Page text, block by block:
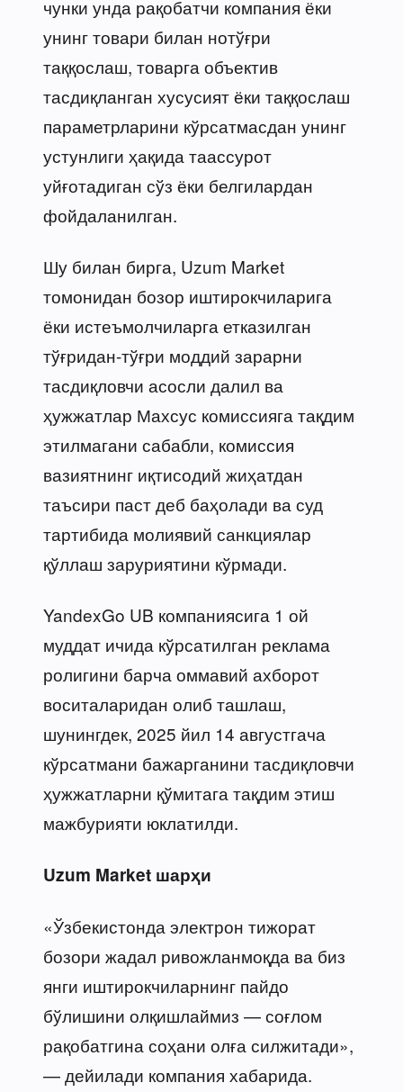
чунки унда рақобатчи компания ёки
унинг товари билан нотўғри
таққослаш, товарга объектив
тасдиқланган хусусият ёки таққослаш
параметрларини кўрсатмасдан унинг
устунлиги ҳақида таассурот
уйғотадиган сўз ёки белгилардан
фойдаланилган.
Шу билан бирга, Uzum Market
томонидан бозор иштирокчиларига
ёки истеъмолчиларга етказилган
тўғридан-тўғри моддий зарарни
тасдиқловчи асосли далил ва
ҳужжатлар Махсус комиссияга тақдим
этилмагани сабабли, комиссия
вазиятнинг иқтисодий жиҳатдан
таъсири паст деб баҳолади ва суд
тартибида молиявий санкциялар
қўллаш заруриятини кўрмади.
YandexGo UB компаниясига 1 ой
муддат ичида кўрсатилган реклама
ролигини барча оммавий ахборот
воситаларидан олиб ташлаш,
шунингдек, 2025 йил 14 августгача
кўрсатмани бажарганини тасдиқловчи
ҳужжатларни қўмитага тақдим этиш
мажбурияти юклатилди.
Uzum Market шарҳи
«Ўзбекистонда электрон тижорат
бозори жадал ривожланмоқда ва биз
янги иштирокчиларнинг пайдо
бўлишини олқишлаймиз — соғлом
рақобатгина соҳани олға силжитади»,
— дейилади компания хабарида.